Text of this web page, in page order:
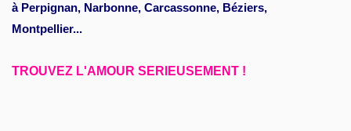
à Perpignan, Narbonne, Carcassonne, Béziers,
Montpellier...
TROUVEZ L'AMOUR SERIEUSEMENT !